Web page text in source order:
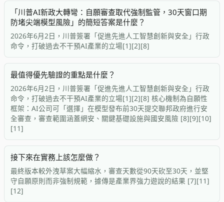
「川普AI新政大轉彎：自願審查取代強制監管，30天窗口期
防堵尖端模型風險」的簡短答案是什麼？
2026年6月2日，川普簽署「促進先進人工智慧創新與安全」行政
命令，打破過去不干預AI產業的立場[1][2][8]
最值得優先驗證的重點是什麼？
2026年6月2日，川普簽署「促進先進人工智慧創新與安全」行政
命令，打破過去不干預AI產業的立場[1][2][8] 核心機制為自願性
框架：AI公司可「選擇」在模型發布前30天提交聯邦政府進行安
全審查，審查範圍涵蓋網安、關鍵基礎設施與國安風險 [8][9][10]
[11]
接下來在實務上該怎麼做？
最終版本較外洩草案大幅縮水，審查天數從90天砍至30天，並堅
守自願原則而非強制規範，據傳是產業界強力遊說的結果 [7][11]
[12]